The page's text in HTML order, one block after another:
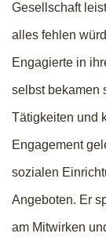
Gesellschaft
alles fehlen
Engagierte in
selbst bekamen
Tätigkeiten und
Engagement
sozialen
Angeboten. Er
am Mitwirken